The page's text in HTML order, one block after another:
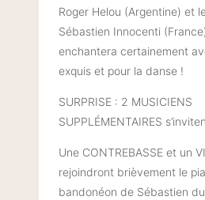
Roger Helou (Argentine) et
Sébastien Innocenti
enchantera certainement
exquis et pour la danse !
SURPRISE : 2 MUSICIENS
SUPPLÉMENTAIRES
Une CONTREBASSE et un
rejoindront brièvement le
bandonéon de Sébastien